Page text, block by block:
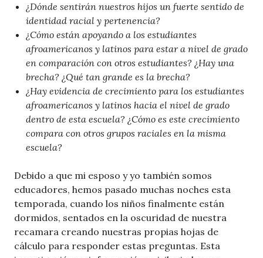
¿Dónde sentirán nuestros hijos un fuerte sentido de
identidad racial y pertenencia?
¿Cómo están apoyando a los estudiantes
afroamericanos y latinos para estar a nivel de grado
en comparación con otros estudiantes? ¿Hay una
brecha? ¿Qué tan grande es la brecha?
¿Hay evidencia de crecimiento para los estudiantes
afroamericanos y latinos hacia el nivel de grado
dentro de esta escuela? ¿Cómo es este crecimiento
compara con otros grupos raciales en la misma
escuela?
Debido a que mi esposo y yo también somos
educadores, hemos pasado muchas noches esta
temporada, cuando los niños finalmente están
dormidos, sentados en la oscuridad de nuestra
recamara creando nuestras propias hojas de
cálculo para responder estas preguntas. Esta